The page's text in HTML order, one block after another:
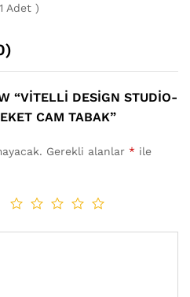
Adet )
“VITELLI DESIGN STUDIO-
CAM TABAK”
Gerekli alanlar * ile